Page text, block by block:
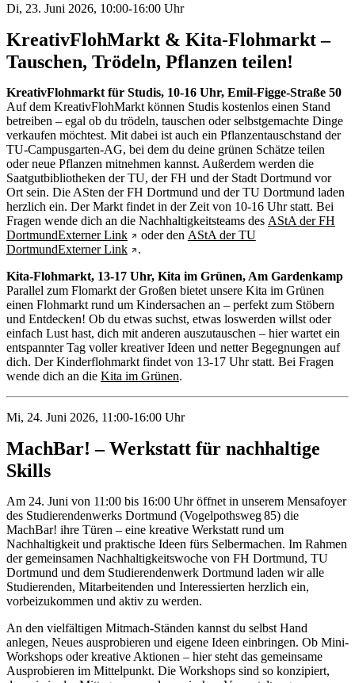
Di, 23. Juni 2026, 10:00-16:00 Uhr
KreativFlohMarkt & Kita-Flohmarkt –
Tauschen, Trödeln, Pflanzen teilen!
KreativFlohmarkt für Studis, 10-16 Uhr, Emil-Figge-Straße 50
Auf dem KreativFlohMarkt können Studis kostenlos einen Stand
betreiben – egal ob du trödeln, tauschen oder selbstgemachte Dinge
verkaufen möchtest. Mit dabei ist auch ein Pflanzentauschstand der
TU-Campusgarten-AG, bei dem du deine grünen Schätze teilen
oder neue Pflanzen mitnehmen kannst. Außerdem werden die
Saatgutbibliotheken der TU, der FH und der Stadt Dortmund vor
Ort sein. Die ASten der FH Dortmund und der TU Dortmund laden
herzlich ein. Der Markt findet in der Zeit von 10-16 Uhr statt. Bei
Fragen wende dich an die Nachhaltigkeitsteams des AStA der FH
DortmundExterner Link oder den AStA der TU
DortmundExterner Link
.
Kita-Flohmarkt, 13-17 Uhr, Kita im Grünen, Am Gardenkamp
Parallel zum Flomarkt der Großen bietet unsere Kita im Grünen
einen Flohmarkt rund um Kindersachen an – perfekt zum Stöbern
und Entdecken! Ob du etwas suchst, etwas loswerden willst oder
einfach Lust hast, dich mit anderen auszutauschen – hier wartet ein
entspannter Tag voller kreativer Ideen und netter Begegnungen auf
dich. Der Kinderflohmarkt findet von 13-17 Uhr statt. Bei Fragen
wende dich an die Kita im Grünen.
Mi, 24. Juni 2026, 11:00-16:00 Uhr
MachBar! – Werkstatt für nachhaltige
Skills
Am 24. Juni von 11:00 bis 16:00 Uhr öffnet in unserem Mensafoyer
des Studierendenwerks Dortmund (Vogelpothsweg 85) die
MachBar! ihre Türen – eine kreative Werkstatt rund um
Nachhaltigkeit und praktische Ideen fürs Selbermachen. Im Rahmen
der gemeinsamen Nachhaltigkeitswoche von FH Dortmund, TU
Dortmund und dem Studierendenwerk Dortmund laden wir alle
Studierenden, Mitarbeitenden und Interessierten herzlich ein,
vorbeizukommen und aktiv zu werden.
An den vielfältigen Mitmach-Ständen kannst du selbst Hand
anlegen, Neues ausprobieren und eigene Ideen einbringen. Ob Mini-
Workshops oder kreative Aktionen – hier steht das gemeinsame
Ausprobieren im Mittelpunkt. Die Workshops sind so konzipiert,